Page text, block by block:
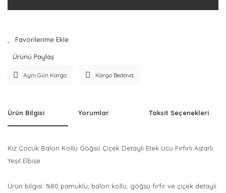
Ürünü Paylaş
Aynı Gün Kargo Kargo Bedava
Ürün Bilgisi Yorumlar Taksit Seçenekleri
Kız Çocuk Balon Kollu Göğsü Çiçek Detaylı Etek Ucu Fırfırlı Astarlı
Yeşil Elbise
Ürün bilgisi: %80 pamuklu, balon kollu, göğsü fırfır ve çiçek detaylı